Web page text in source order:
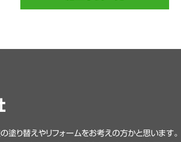
塗り替えやリフォームをお考えの方かと思います。